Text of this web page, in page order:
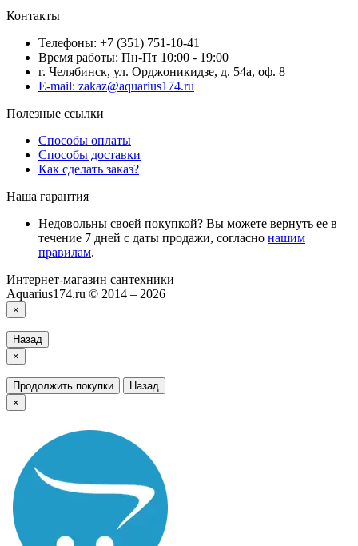
Контакты
Телефоны: +7 (351) 751-10-41
Время работы: Пн-Пт 10:00 - 19:00
г. Челябинск, ул. Орджоникидзе, д. 54а, оф. 8
E-mail: zakaz@aquarius174.ru
Полезные ссылки
Способы оплаты
Способы доставки
Как сделать заказ?
Наша гарантия
Недовольны своей покупкой? Вы можете вернуть ее в
течение 7 дней с даты продажи, согласно нашим
правилам.
Интернет-магазин сантехники
Aquarius174.ru © 2014 – 2026
×
Назад
×
Продолжить покупки
Назад
×